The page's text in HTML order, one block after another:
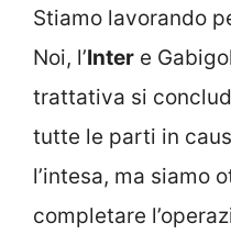
Stiamo lavorando
Noi, l’Inter e
trattativa si
tutte le parti in
l’intesa, ma siamo
completare